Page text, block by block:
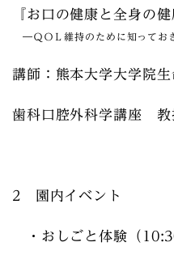
『お口の健康と全身の健
―ＱＯＬ維持のために知ってお
講師：熊本大学大学院
歯科口腔外科学講座
2 園内イベント
・おしごと体験（